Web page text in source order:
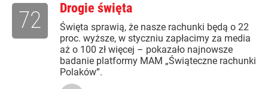
Drogie święta
Święta sprawią, że nasze rachunki będą o 22
proc. wyższe, w styczniu zapłacimy za media
aż o 100 zł więcej – pokazało najnowsze
badanie platformy MAM „Świąteczne rachunki
Polaków”.
72